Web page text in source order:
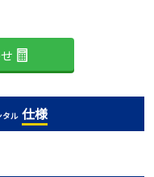
タル 仕様